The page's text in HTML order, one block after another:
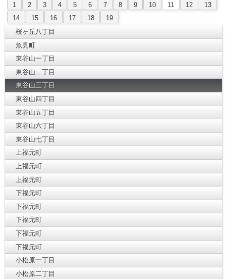
1 2 3 4 5 6 7 8 9 10 11 12
13
14
15 16 17 18
19
桜ヶ丘八丁目
魚見町
東谷山一丁目
東谷山二丁目
東谷山三丁目
東谷山四丁目
東谷山五丁目
東谷山六丁目
東谷山七丁目
上福元町
上福元町
上福元町
下福元町
下福元町
下福元町
下福元町
下福元町
小松原一丁目
小松原二丁目